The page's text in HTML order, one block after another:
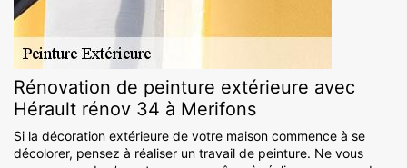
Rénovation de peinture extérieure avec
Hérault rénov 34 à Merifons
Si la décoration extérieure de votre maison commence à se
décolorer, pensez à réaliser un travail de peinture. Ne vous